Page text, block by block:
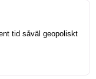
tid såväl geopoliskt